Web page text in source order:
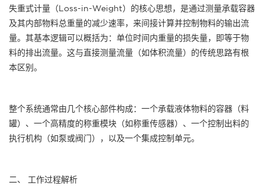
失重式计量（Loss-in-Weight）的核心思想，是通过测量承载容器
及其内部物料总重量的减少速率，来间接计算并控制物料的输出流
量。其基本逻辑可以概括为：单位时间内重量的损失量，即等于物
料的排出流量。这与直接测量流量（如体积流量）的传统思路有根
本区别。
整个系统通常由几个核心部件构成：一个承载液体物料的容器（料
罐）、一个高精度的称重模块（如称重传感器）、一个控制出料的
执行机构（如泵或阀门），以及一个集成控制单元。
二、 工作过程解析